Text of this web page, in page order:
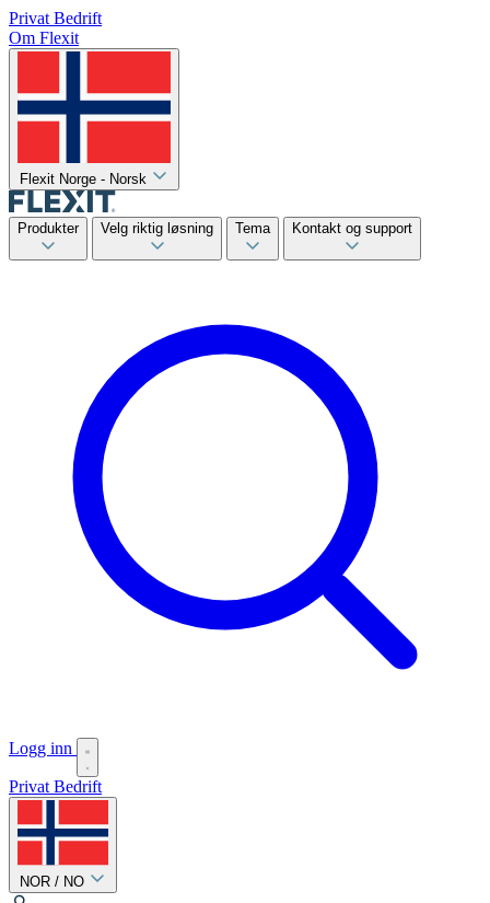
Privat Bedrift
Om Flexit
Flexit Norge - Norsk
Produkter Velg riktig løsning Tema Kontakt og support
Logg inn
Privat Bedrift
NOR / NO